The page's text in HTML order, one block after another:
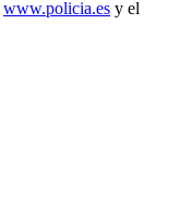
www.policia.es y el